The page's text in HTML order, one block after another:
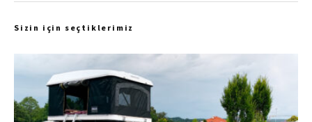
Sizin için seçtiklerimiz